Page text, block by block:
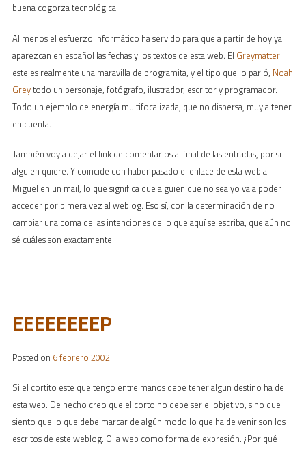
buena cogorza tecnológica.
Al menos el esfuerzo informático ha servido para que a partir de hoy ya
aparezcan en español las fechas y los textos de esta web. El Greymatter
este es realmente una maravilla de programita, y el tipo que lo parió, Noah
Greytodo un personaje, fotógrafo, ilustrador, escritor y programador.
Todo un ejemplo de energía multifocalizada, que no dispersa, muy a tener
en cuenta.
También voy a dejar el link de comentarios al final de las entradas, por si
alguien quiere. Y coincide con haber pasado el enlace de esta web a
Miguel en un mail, lo que significa que alguien que no sea yo va a poder
acceder por pimera vez al weblog. Eso sí, con la determinación de no
cambiar una coma de las intenciones de lo que aquí se escriba, que aún no
sé cuáles son exactamente.
EEEEEEEEP
Posted on 6 febrero 2002
Si el cortito este que tengo entre manos debe tener algun destino ha de
esta web. De hecho creo que el corto no debe ser el objetivo, sino que
siento que lo que debe marcar de algún modo lo que ha de venir son los
escritos de este weblog. O la web como forma de expresión. ¿Por qué